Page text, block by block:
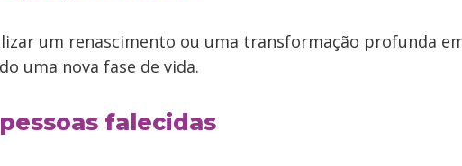
um renascimento ou uma transformação profunda
uma nova fase de vida.
falecidas